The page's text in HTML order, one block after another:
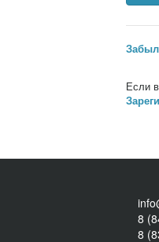
Если
8
8